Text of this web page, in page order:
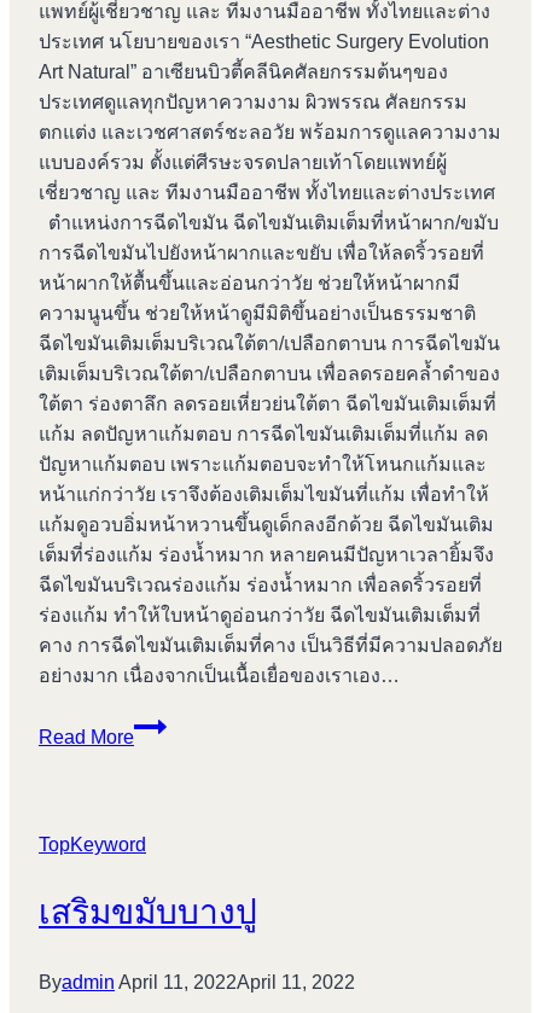
แพทย์ผู้เชี่ยวชาญ และ ทีมงานมืออาชีพ ทั้งไทยและต่าง
ประเทศ นโยบายของเรา “Aesthetic Surgery Evolution
Art Natural” อาเซียนบิวตี้คลีนิคศัลยกรรมต้นๆของ
ประเทศดูแลทุกปัญหาความงาม ผิวพรรณ ศัลยกรรม
ตกแต่ง และเวชศาสตร์ชะลอวัย พร้อมการดูแลความงาม
แบบองค์รวม ตั้งแต่ศีรษะจรดปลายเท้าโดยแพทย์ผู้
เชี่ยวชาญ และ ทีมงานมืออาชีพ ทั้งไทยและต่างประเทศ
ตำแหน่งการฉีดไขมัน ฉีดไขมันเติมเต็มที่หน้าผาก/ขมับ
การฉีดไขมันไปยังหน้าผากและขยับ เพื่อให้ลดริ้วรอยที่
หน้าผากให้ตื้นขึ้นและอ่อนกว่าวัย ช่วยให้หน้าผากมี
ความนูนขึ้น ช่วยให้หน้าดูมีมิติขึ้นอย่างเป็นธรรมชาติ
ฉีดไขมันเติมเต็มบริเวณใต้ตา/เปลือกตาบน การฉีดไขมัน
เติมเต็มบริเวณใต้ตา/เปลือกตาบน เพื่อลดรอยคล้ำดำของ
ใต้ตา ร่องตาลึก ลดรอยเหี่ยวย่นใต้ตา ฉีดไขมันเติมเต็มที่
แก้ม ลดปัญหาแก้มตอบ การฉีดไขมันเติมเต็มที่แก้ม ลด
ปัญหาแก้มตอบ เพราะแก้มตอบจะทำให้โหนกแก้มและ
หน้าแก่กว่าวัย เราจึงต้องเติมเต็มไขมันที่แก้ม เพื่อทำให้
แก้มดูอวบอิ่มหน้าหวานขึ้นดูเด็กลงอีกด้วย ฉีดไขมันเติม
เต็มที่ร่องแก้ม ร่องน้ำหมาก หลายคนมีปัญหาเวลายิ้มจึง
ฉีดไขมันบริเวณร่องแก้ม ร่องน้ำหมาก เพื่อลดริ้วรอยที่
ร่องแก้ม ทำให้ใบหน้าดูอ่อนกว่าวัย ฉีดไขมันเติมเต็มที่
คาง การฉีดไขมันเติมเต็มที่คาง เป็นวิธีที่มีความปลอดภัย
อย่างมาก เนื่องจากเป็นเนื้อเยื่อของเราเอง…
Read More
ตัด
แก้ม
TopKeyword
เสริมขมับบางปู
Byadmin April 11, 2022April 11, 2022